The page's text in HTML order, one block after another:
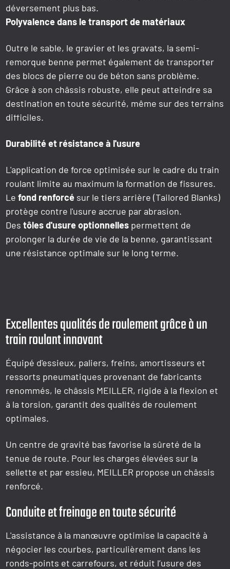
déversement plus bas.
Polyvalence dans le transport de matériaux
Outre le sable, le gravier et les gravats, la semi-
remorque benne permet également de transporter
des blocs de pierre ou de béton sans problème.
Grâce à son châssis robuste, elle peut atteindre sa
destination en toute sécurité, même sur des terrains
difficiles.
Durabilité et résistance à l'usure
L'application de force optimisée sur le cadre du train
roulant limite au maximum la formation de fissures.
Le fond renforcé sur le tiers arrière (Tailored Blanks)
protège contre l'usure accrue par abrasion.
Des tôles d'usure optionnelles permettent de
prolonger la durée de vie de la benne, garantissant
une résistance optimale sur le long terme.
Excellentes qualités de roulement grâce à un
train roulant innovant
Équipé d'essieux, paliers, freins, amortisseurs et
ressorts pneumatiques provenant de fabricants
renommés, le châssis MEILLER, rigide à la flexion et
à la torsion, garantit des qualités de roulement
optimales.
Un centre de gravité bas favorise la sûreté de la
tenue de route. Pour les charges élevées sur la
sellette et par essieu, MEILLER propose un châssis
renforcé.
Conduite et freinage en toute sécurité
L'assistance à la manœuvre optimise la capacité à
négocier les courbes, particulièrement dans les
ronds-points et carrefours, et réduit l’usure des